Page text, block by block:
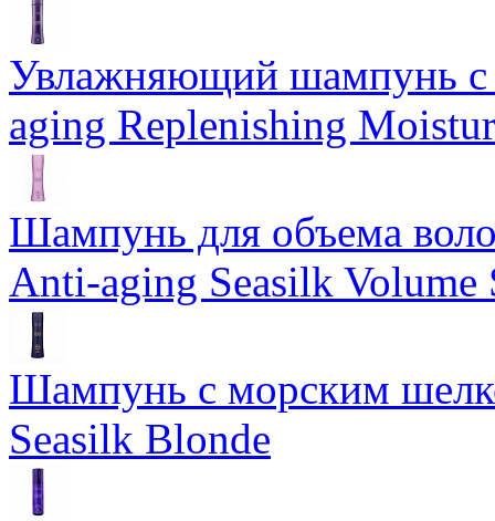
Увлажняющий шампунь
aging Replenishing
Шампунь для объема
Anti-aging Seasilk Volume
Шампунь с морским
Seasilk Blonde